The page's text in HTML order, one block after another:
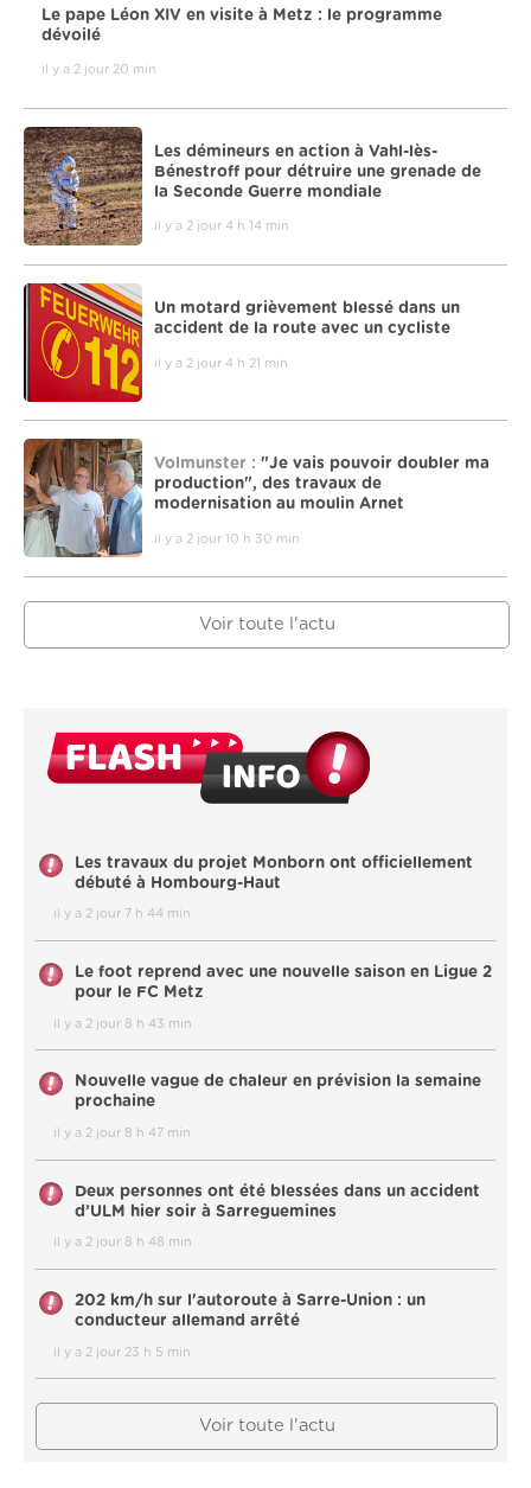
Le pape Léon XIV en visite à Metz : le programme
dévoilé
il y a 2 jour 20 min
Les démineurs en action à Vahl-lès-
Bénestroff pour détruire une grenade de
la Seconde Guerre mondiale
il y a 2 jour 4 h 14 min
Un motard grièvement blessé dans un
accident de la route avec un cycliste
il y a 2 jour 4 h 21 min
Volmunster : "Je vais pouvoir doubler ma
production", des travaux de
modernisation au moulin Arnet
il y a 2 jour 10 h 30 min
Voir toute l'actu
Les travaux du projet Monborn ont officiellement
débuté à Hombourg-Haut
il y a 2 jour 7 h 44 min
Le foot reprend avec une nouvelle saison en Ligue 2
pour le FC Metz
il y a 2 jour 8 h 43 min
Nouvelle vague de chaleur en prévision la semaine
prochaine
il y a 2 jour 8 h 47 min
Deux personnes ont été blessées dans un accident
d’ULM hier soir à Sarreguemines
il y a 2 jour 8 h 48 min
202 km/h sur l'autoroute à Sarre-Union : un
conducteur allemand arrêté
il y a 2 jour 23 h 5 min
Voir toute l'actu